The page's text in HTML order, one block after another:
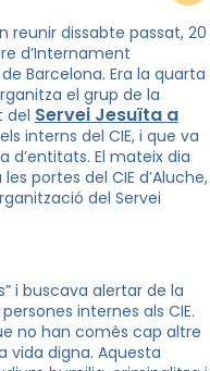
reunir dissabte passat, 20
d’Internament
Barcelona. Era la quarta
el grup de la
del Servei Jesuïta a
interns del CIE, i que va
d’entitats. El mateix dia
portes del CIE d’Aluche,
del Servei
i buscava alertar de la
internes als CIE.
no han comès cap altre
vida digna. Aquesta